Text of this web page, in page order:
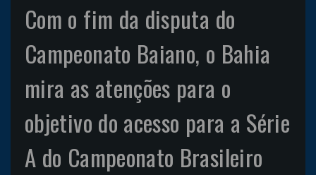
Com o fim da disputa do
Campeonato Baiano, o Bahia
mira as atenções para o
objetivo do acesso para a Série
A do Campeonato Brasileiro